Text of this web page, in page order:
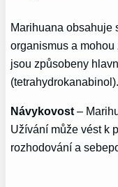
Marihuana obsahuje
organismus a
jsou způsobeny
(tetrahydrokanabinol).
Návykovost –
Užívání může vést k
rozhodování a